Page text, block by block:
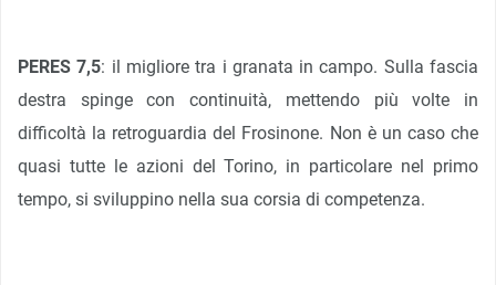
PERES 7,5: il migliore tra i granata in campo. Sulla fascia
destra spinge con continuità, mettendo più volte in
difficoltà la retroguardia del Frosinone. Non è un caso che
quasi tutte le azioni del Torino, in particolare nel primo
tempo, si sviluppino nella sua corsia di competenza.